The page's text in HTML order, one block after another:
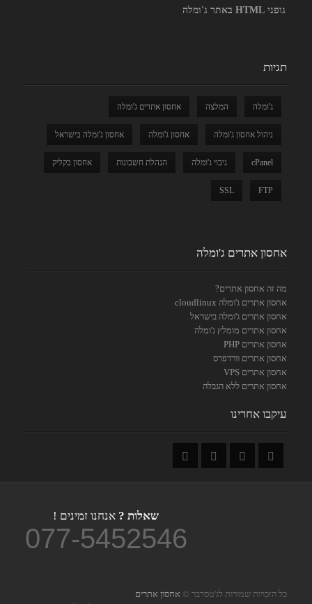
גופני HTML באתר ג'ומלה
תגיות
ג'ומלה המלצה אחסון אתרים ג'ומלה
ניהול אחסון ג'ומלה אחסון ג'ומלה אחסון ג'ומלה בישראל
cPanel גיבוי ג'ומלה הנהלת חשבונות אחסון בקליק
FTP
SSL
אחסון אתרים ג'ומלה
מה זה אחסון אתרים?
אחסון אתרים ג'ומלה cloudlinux
אחסון אתרים ג'ומלה בישראל
אחסון אתרים מומלץ ג'ומלה
אחסון אתרים PHP
אחסון אתרים וורדפרס
אחסון אתרים VPS
אחסון אתרים ללא הגבלה
עיקבו אחרינו
שאלות ? אנחנו זמינים !
077-5452546
כל הזכויות שמורות לג'טסרבר © אחסון אתרים